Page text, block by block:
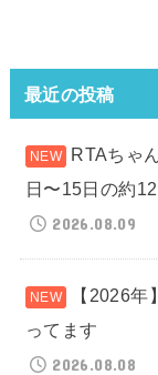
最近の投稿
RTAちゃ
日〜15日の約
2026.08.09
【2026
ってます
2026.08.08